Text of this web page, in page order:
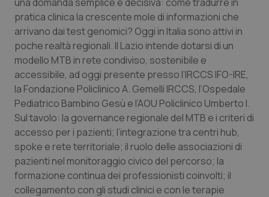
Quotidiano Cardiologia
Quotidiano Chirurgia
Quotidiano Oncologia
Quotidiano Pediatria
Rene & patologie urogenitali
Salute orale & impianti
pratica clinica la crescente mole di informazioni che
arrivano dai test genomici? Oggi in Italia sono attivi in
poche realtà regionali. Il Lazio intende dotarsi di un
modello MTB in rete condiviso, sostenibile e
accessibile, ad oggi presente presso l’IRCCS IFO-IRE,
la Fondazione Policlinico A. Gemelli IRCCS, l’Ospedale
Pediatrico Bambino Gesù e l’AOU Policlinico Umberto I.
Sul tavolo: la governance regionale del MTB e i criteri di
accesso per i pazienti; l’integrazione tra centri hub,
spoke e rete territoriale; il ruolo delle associazioni di
pazienti nel monitoraggio civico del percorso; la
formazione continua dei professionisti coinvolti; il
collegamento con gli studi clinici e con le terapie